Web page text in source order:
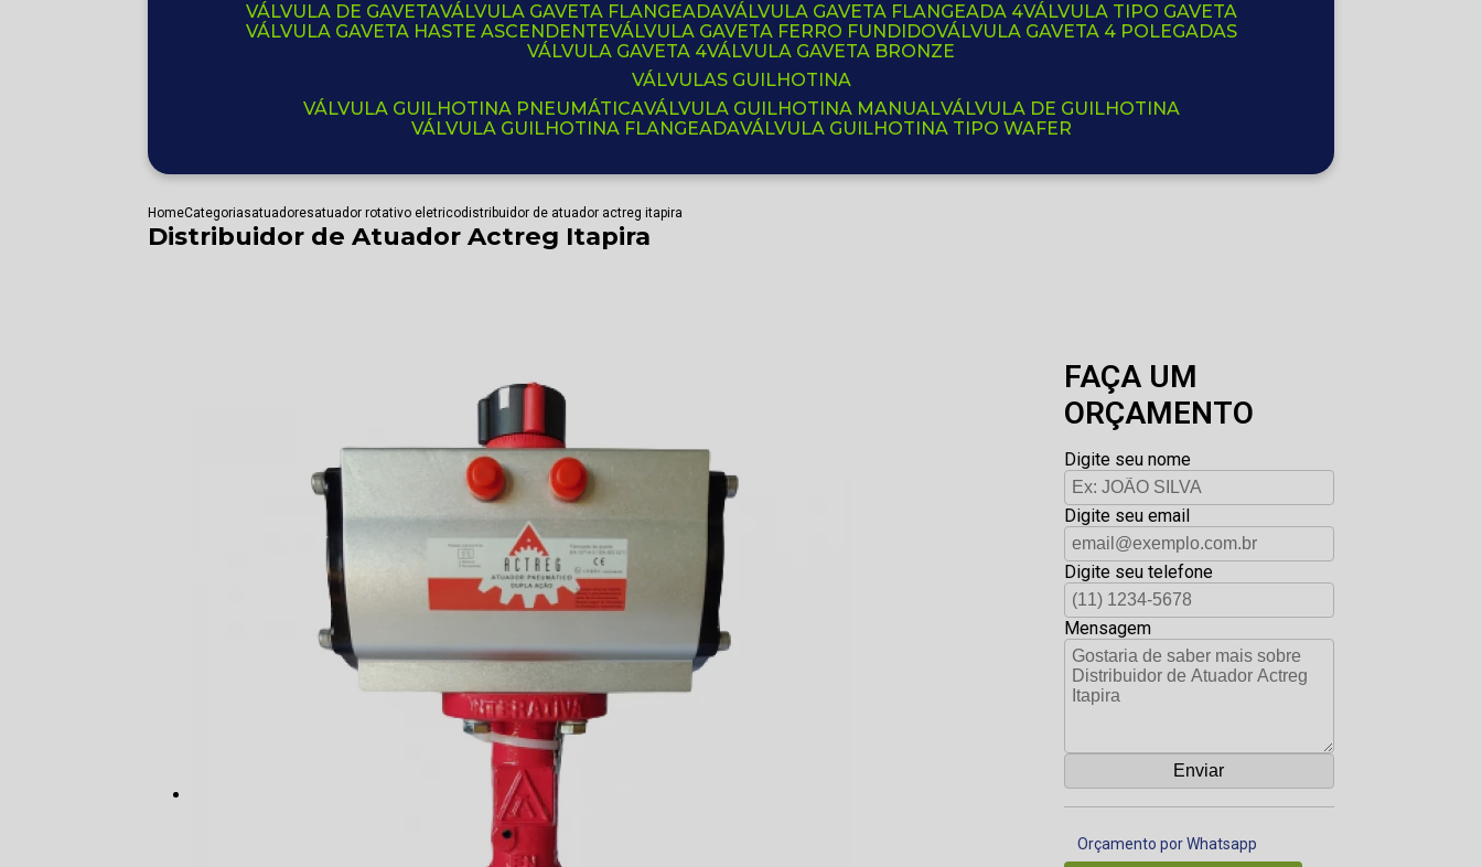
VÁLVULA DE GAVETA VÁLVULA GAVETA FLANGEADA VÁLVULA GAVETA FLANGEADA 4 VÁLVULA TIPO GAVETA
VÁLVULA GAVETA HASTE ASCENDENTE VÁLVULA GAVETA FERRO FUNDIDO VÁLVULA GAVETA 4 POLEGADAS
VÁLVULA GAVETA 4 VÁLVULA GAVETA BRONZE
VÁLVULAS GUILHOTINA
VÁLVULA GUILHOTINA PNEUMÁTICA VÁLVULA GUILHOTINA MANUAL VÁLVULA DE GUILHOTINA
VÁLVULA GUILHOTINA FLANGEADA VÁLVULA GUILHOTINA TIPO WAFER
HomeCategoriasatuadoresatuador rotativo eletricodistribuidor de atuador actreg itapira
Distribuidor de Atuador Actreg Itapira
FAÇA UM
ORÇAMENTO
Digite seu nome
Digite seu email
Digite seu telefone
Mensagem
Orçamento por Whatsapp